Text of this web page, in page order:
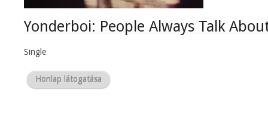
Yonderboi: People Always Talk
Single
Honlap látogatása